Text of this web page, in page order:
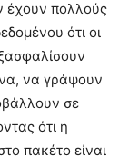
έχουν πολλούς
ότι οι
να γράψουν
σε
ότι η
πακέτο είναι